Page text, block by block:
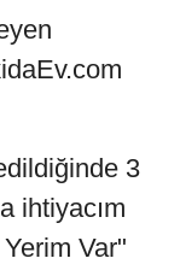
3
ihtiyacım
Var"